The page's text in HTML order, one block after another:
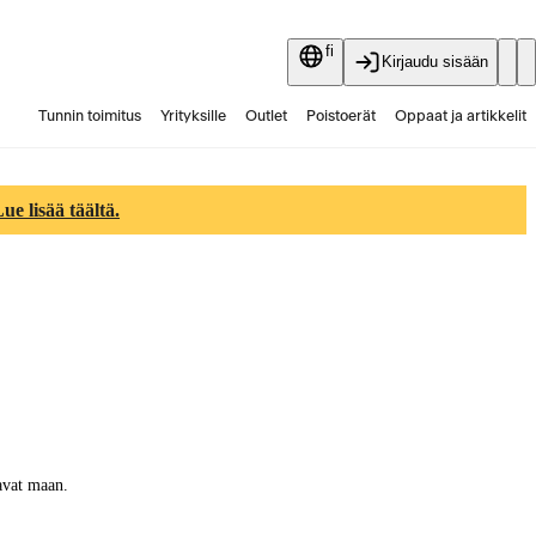
fi
Kirjaudu sisään
Tunnin toimitus Yrityksille Outlet Poistoerät Oppaat ja artikkelit
lisää täältä.
maan.